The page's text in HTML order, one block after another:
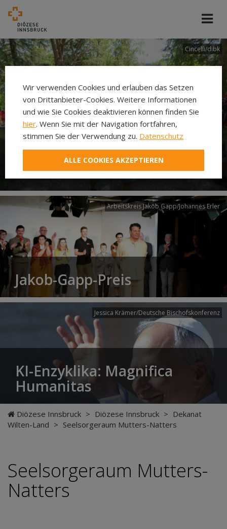
Cincelli/dibk
Neuer Pilgerweg Via
Laudato si’
Arbeitskreis Jakob Gapp/Johannes Erler
Jakob-Gapp-Preis
Jessica Krämer/Deutsche Bischofskonferenz
KI-Enzyklika: Magnifica
Humanitas
Diözese Innsbruck > Diözese Innsbruck > Dekanat
Wilten-Land > Seelsorgeraum Mutters-Natters
Seelsorgeraum Mutters-
Natters
Wir verwenden Cookies und erlauben das Setzen
von Drittanbieter-Cookies. Weitere Informationen
und wie Sie Cookies deaktivieren können finden Sie
hier. Wenn Sie mit der Navigation fortfahren,
stimmen Sie der Verwendung zu. Datenschutz
ALLE COOKIES AKZEPTIEREN